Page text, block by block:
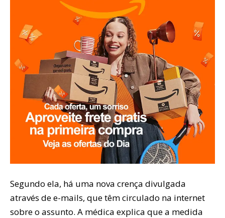
Segundo ela, há uma nova crença divulgada
através de e-mails, que têm circulado na internet
sobre o assunto. A médica explica que a medida